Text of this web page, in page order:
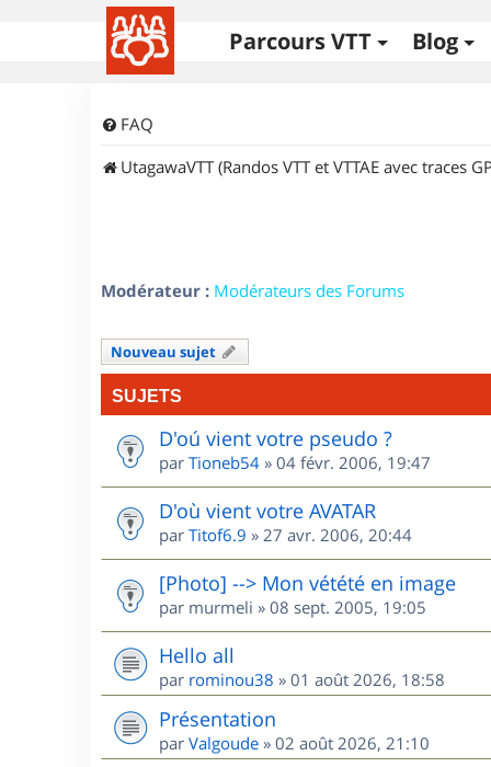
Parcours VTT Blog
FAQ
UtagawaVTT (Randos VTT et VTTAE avec traces
Modérateur : Modérateurs des Forums
Nouveau sujet
SUJETS
D'oú vient votre pseudo ?
par Tioneb54 » 04 févr. 2006, 19:47
D'où vient votre AVATAR
par Titof6.9 » 27 avr. 2006, 20:44
[Photo] --> Mon vétété en image
par murmeli » 08 sept. 2005, 19:05
Hello all
par rominou38 » 01 août 2026, 18:58
Présentation
par Valgoude » 02 août 2026, 21:10